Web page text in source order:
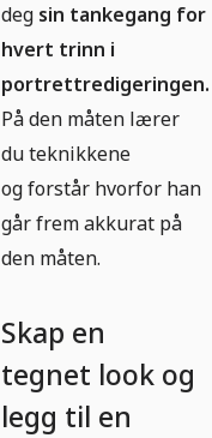
deg sin tankegang for
hvert trinn i
portrettredigeringen.
På den måten lærer
du teknikkene
og forstår hvorfor han
går frem akkurat på
den måten.
Skap en
tegnet look og
legg til en